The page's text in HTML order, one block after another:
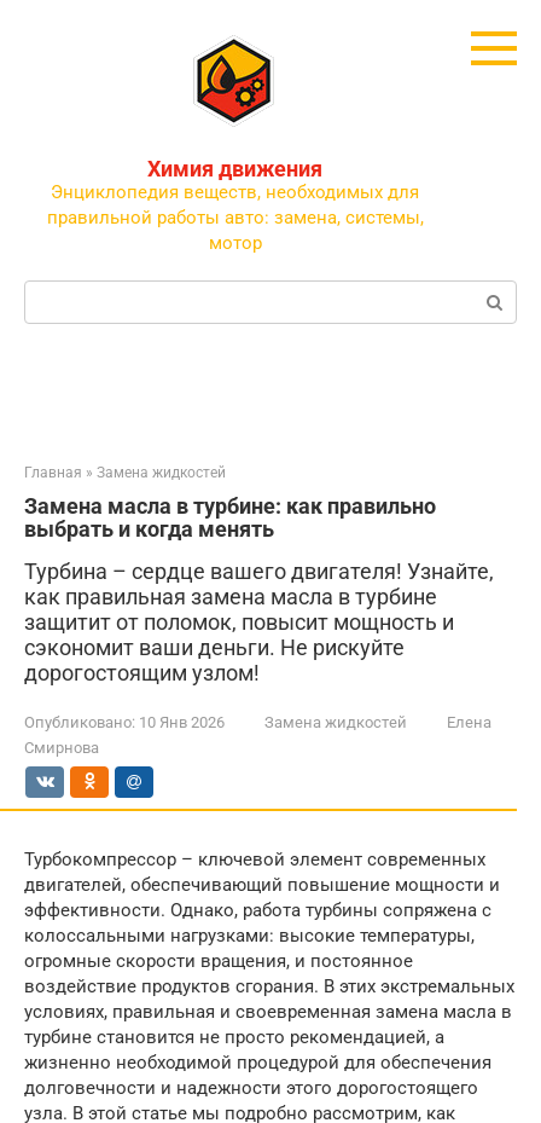
Химия движения
Энциклопедия веществ, необходимых для
правильной работы авто: замена, системы,
мотор
Поиск:
Главная » Замена жидкостей
Замена масла в турбине: как правильно
выбрать и когда менять
Турбина – сердце вашего двигателя! Узнайте,
как правильная замена масла в турбине
защитит от поломок, повысит мощность и
сэкономит ваши деньги. Не рискуйте
дорогостоящим узлом!
Опубликовано: 10 Янв 2026 Замена жидкостей
Елена
Смирнова
Турбокомпрессор – ключевой элемент современных
двигателей, обеспечивающий повышение мощности и
эффективности. Однако, работа турбины сопряжена с
колоссальными нагрузками: высокие температуры,
огромные скорости вращения, и постоянное
воздействие продуктов сгорания. В этих экстремальных
условиях, правильная и своевременная замена масла в
турбине становится не просто рекомендацией, а
жизненно необходимой процедурой для обеспечения
долговечности и надежности этого дорогостоящего
узла. В этой статье мы подробно рассмотрим, как